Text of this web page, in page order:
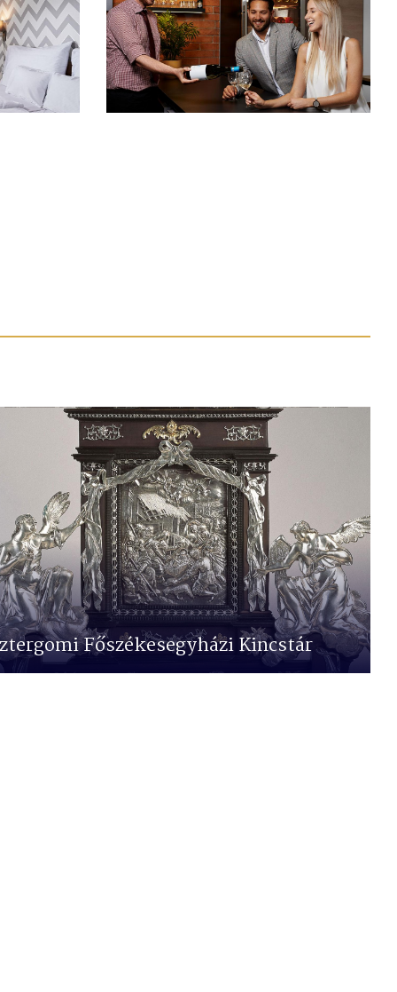
Főszékesegyházi Kincstár